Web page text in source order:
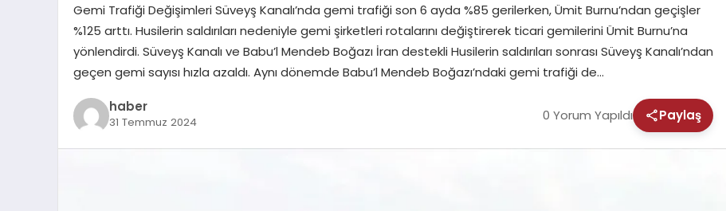
Gemi Trafiği Değişimleri Süveyş Kanalı’nda gemi trafiği son 6 ayda %85 gerilerken, Ümit Burnu’ndan geçişler
%125 arttı. Husilerin saldırıları nedeniyle gemi şirketleri rotalarını değiştirerek ticari gemilerini Ümit Burnu’na
yönlendirdi. Süveyş Kanalı ve Babu’l Mendeb Boğazı İran destekli Husilerin saldırıları sonrası Süveyş Kanalı’ndan
geçen gemi sayısı hızla azaldı. Aynı dönemde Babu’l Mendeb Boğazı’ndaki gemi trafiği de…
haber
31 Temmuz 2024 0 Yorum Yapıldı Paylaş